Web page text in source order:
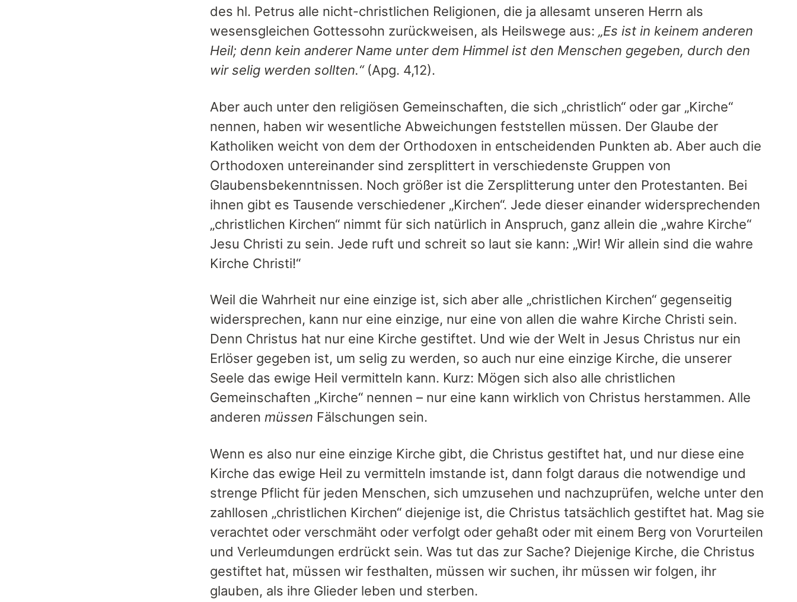
des hl. Petrus alle nicht-christlichen Religionen, die ja allesamt unseren Herrn als
wesensgleichen Gottessohn zurückweisen, als Heilswege aus: „Es ist in keinem anderen
Heil; denn kein anderer Name unter dem Himmel ist den Menschen gegeben, durch den
wir selig werden sollten.“(Apg. 4,12).
Aber auch unter den religiösen Gemeinschaften, die sich „christlich“ oder gar „Kirche“
nennen, haben wir wesentliche Abweichungen feststellen müssen. Der Glaube der
Katholiken weicht von dem der Orthodoxen in entscheidenden Punkten ab. Aber auch die
Orthodoxen untereinander sind zersplittert in verschiedenste Gruppen von
Glaubensbekenntnissen. Noch größer ist die Zersplitterung unter den Protestanten. Bei
ihnen gibt es Tausende verschiedener „Kirchen“. Jede dieser einander widersprechenden
„christlichen Kirchen“ nimmt für sich natürlich in Anspruch, ganz allein die „wahre Kirche“
Jesu Christi zu sein. Jede ruft und schreit so laut sie kann: „Wir! Wir allein sind die wahre
Kirche Christi!“
Weil die Wahrheit nur eine einzige ist, sich aber alle „christlichen Kirchen“ gegenseitig
widersprechen, kann nur eine einzige, nur eine von allen die wahre Kirche Christi sein.
Denn Christus hat nur eine Kirche gestiftet. Und wie der Welt in Jesus Christus nur ein
Erlöser gegeben ist, um selig zu werden, so auch nur eine einzige Kirche, die unserer
Seele das ewige Heil vermitteln kann. Kurz: Mögen sich also alle christlichen
Gemeinschaften „Kirche“ nennen – nur eine kann wirklich von Christus herstammen. Alle
anderen müssen Fälschungen sein.
Wenn es also nur eine einzige Kirche gibt, die Christus gestiftet hat, und nur diese eine
Kirche das ewige Heil zu vermitteln imstande ist, dann folgt daraus die notwendige und
strenge Pflicht für jeden Menschen, sich umzusehen und nachzuprüfen, welche unter den
zahllosen „christlichen Kirchen“ diejenige ist, die Christus tatsächlich gestiftet hat. Mag sie
verachtet oder verschmäht oder verfolgt oder gehaßt oder mit einem Berg von Vorurteilen
und Verleumdungen erdrückt sein. Was tut das zur Sache? Diejenige Kirche, die Christus
gestiftet hat, müssen wir festhalten, müssen wir suchen, ihr müssen wir folgen, ihr
glauben, als ihre Glieder leben und sterben.